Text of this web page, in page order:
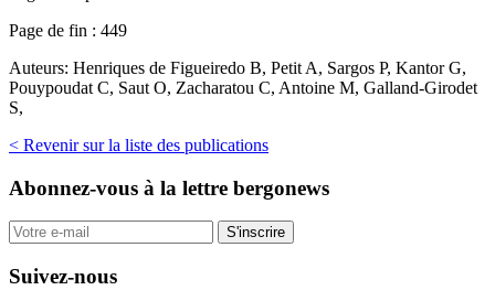
Page de fin : 449
Auteurs: Henriques de Figueiredo B, Petit A, Sargos P, Kantor G,
Pouypoudat C, Saut O, Zacharatou C, Antoine M, Galland-Girodet
S,
< Revenir sur la liste des publications
Abonnez-vous à la lettre bergonews
S'inscrire
Suivez-nous